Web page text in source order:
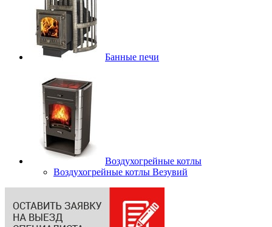
Банные печи
Воздухогрейные котлы
Воздухогрейные котлы Везувий